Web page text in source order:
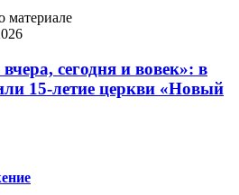
материале
сегодня и вовек»: в
15-летие церкви «Новый